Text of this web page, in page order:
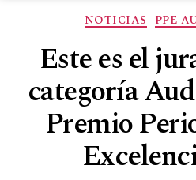
NOTICIAS PPE
Este es el
categoría
Premio